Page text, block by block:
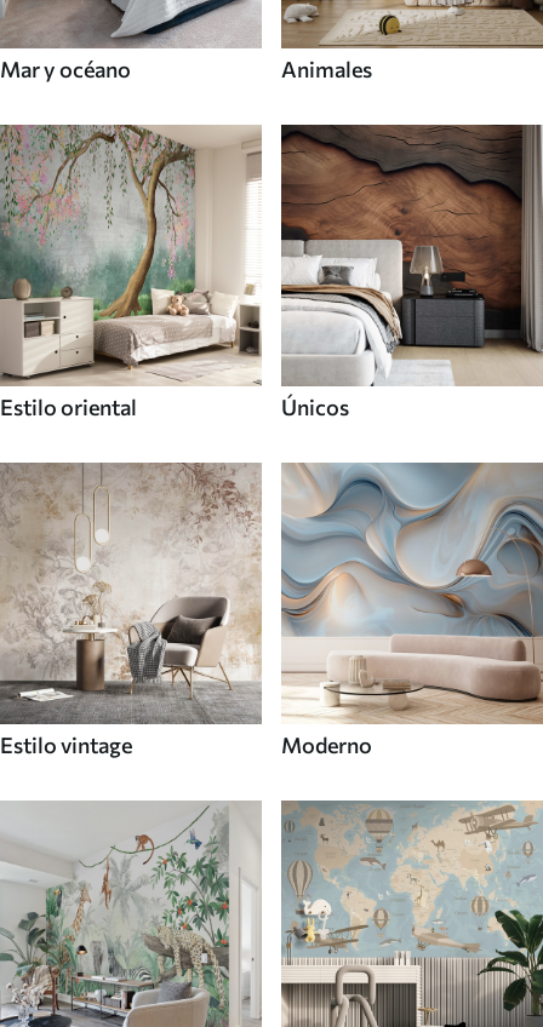
Mar y océano Animales
Estilo oriental Únicos
Estilo vintage Moderno